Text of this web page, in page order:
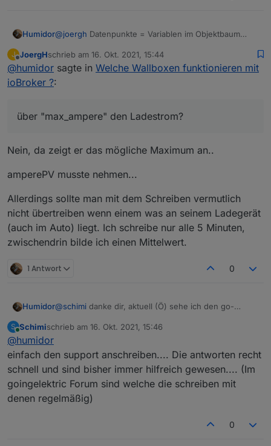
Humidor@joergh Datenpunkte = Variablen im Objektbaum
verstehe deine Cloud Aussage nicht?
dh du steuerst zBsp. den DP "allow_charging" mit
true an?
über "max_ampere" den Ladestrom?
J
Offline
JoergHschrieb am 16. Okt. 2021, 15:44
zuletzt editiert von
@humidor sagte in Welche Wallboxen funktionieren mit
ioBroker ?:
über "max_ampere" den Ladestrom?
Nein, da zeigt er das mögliche Maximum an..
amperePV musste nehmen...
Allerdings sollte man mit dem Schreiben vermutlich
nicht übertreiben wenn einem was an seinem Ladegerät
(auch im Auto) liegt. Ich schreibe nur alle 5 Minuten,
zwischendrin bilde ich einen Mittelwert.
1 Antwort 0
Humidor@schimi danke dir, aktuell (Ö) sehe ich den go-
nicht in Ö angekommen ?? da weiß ich gar nicht wie
S
Online
Schimischrieb am 16. Okt. 2021, 15:46
zuletzt editiert von
@humidor
einfach den support anschreiben.... Die antworten recht
schnell und sind bisher immer hilfreich gewesen.... (Im
goingelektric Forum sind welche die schreiben mit
denen regelmäßig)
0